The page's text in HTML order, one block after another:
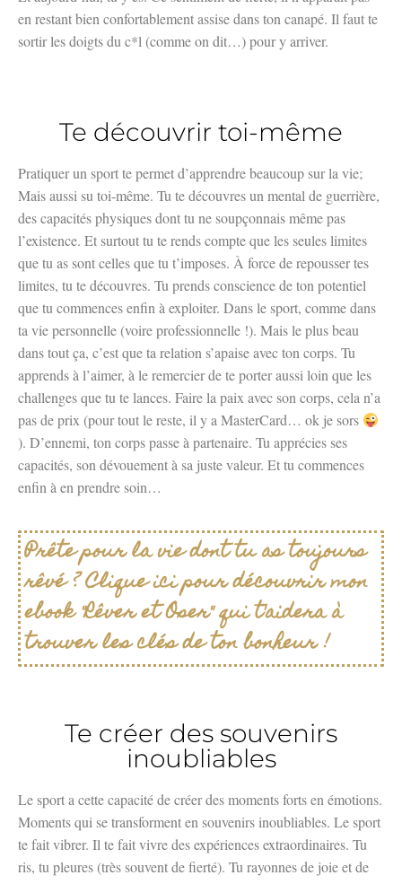
en restant bien confortablement assise dans ton canapé. Il faut te
sortir les doigts du c*l (comme on dit…) pour y arriver.
Te découvrir toi-même
Pratiquer un sport te permet d’apprendre beaucoup sur la vie;
Mais aussi su toi-même. Tu te découvres un mental de guerrière,
des capacités physiques dont tu ne soupçonnais même pas
l’existence. Et surtout tu te rends compte que les seules limites
que tu as sont celles que tu t’imposes. À force de repousser tes
limites, tu te découvres. Tu prends conscience de ton potentiel
que tu commences enfin à exploiter. Dans le sport, comme dans
ta vie personnelle (voire professionnelle !). Mais le plus beau
dans tout ça, c’est que ta relation s’apaise avec ton corps. Tu
apprends à l’aimer, à le remercier de te porter aussi loin que les
challenges que tu te lances. Faire la paix avec son corps, cela n’a
pas de prix (pour tout le reste, il y a MasterCard… ok je sors
). D’ennemi, ton corps passe à partenaire. Tu apprécies ses
capacités, son dévouement à sa juste valeur. Et tu commences
enfin à en prendre soin…
Prête pour la vie dont tu as toujours
rêvé ? Clique ici pour découvrir mon
ebook "Rêver et Oser" qui t'aidera à
trouver les clés de ton bonheur !
Te créer des souvenirs
inoubliables
Le sport a cette capacité de créer des moments forts en émotions.
Moments qui se transforment en souvenirs inoubliables. Le sport
te fait vibrer. Il te fait vivre des expériences extraordinaires. Tu
ris, tu pleures (très souvent de fierté). Tu rayonnes de joie et de